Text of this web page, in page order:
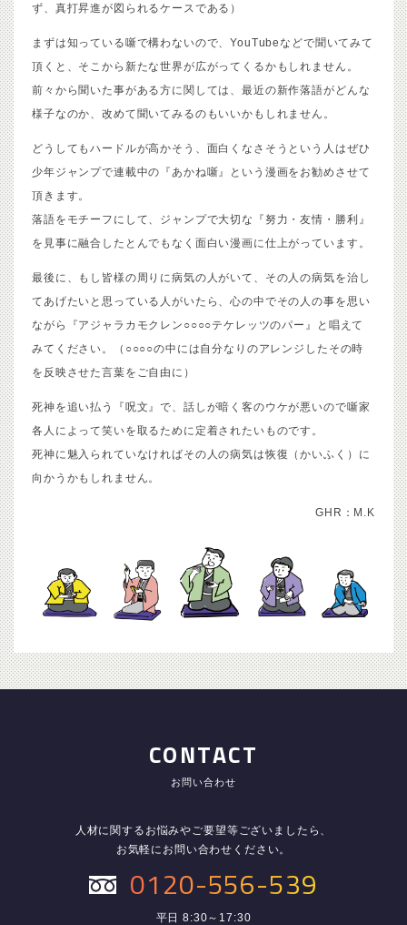
ず、真打昇進が図られるケースである）
まずは知っている噺で構わないので、YouTubeなどで聞いてみて
頂くと、そこから新たな世界が広がってくるかもしれません。
前々から聞いた事がある方に関しては、最近の新作落語がどんな
様子なのか、改めて聞いてみるのもいいかもしれません。
どうしてもハードルが高かそう、面白くなさそうという人はぜひ
少年ジャンプで連載中の『あかね噺』という漫画をお勧めさせて
頂きます。
落語をモチーフにして、ジャンプで大切な『努力・友情・勝利』
を見事に融合したとんでもなく面白い漫画に仕上がっています。
最後に、もし皆様の周りに病気の人がいて、その人の病気を治し
てあげたいと思っている人がいたら、心の中でその人の事を思い
ながら『アジャラカモクレン○○○○テケレッツのパー』と唱えて
みてください。（○○○○の中には自分なりのアレンジしたその時
を反映させた言葉をご自由に）
死神を追い払う『呪文』で、話しが暗く客のウケが悪いので噺家
各人によって笑いを取るために定着されたいものです。
死神に魅入られていなければその人の病気は恢復（かいふく）に
向かうかもしれません。
GHR：M.K
CONTACT
お問い合わせ
人材に関するお悩みやご要望等ございましたら、
お気軽にお問い合わせください。
0120-556-539
平日 8:30～17:30